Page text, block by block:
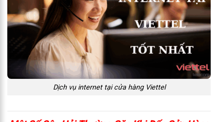
Dịch vụ internet tại cửa hàng Viettel